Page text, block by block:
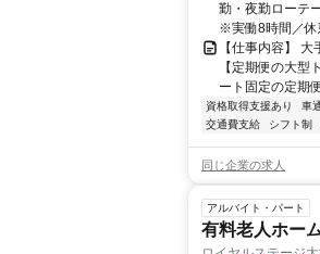
勤・夜勤ローテ
※実働8時間／休
【仕事内容】
【定期便の大
ート固定の定期
資格取得支援あり 車
交通費支給
シフト制
同じ企業の求人
アルバイト・パート
有料老人ホー